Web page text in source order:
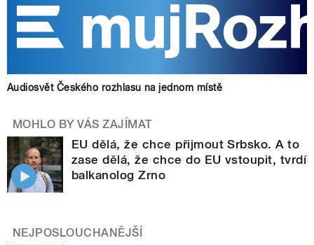
Audiosvět Českého rozhlasu na jednom místě
MOHLO BY VÁS ZAJÍMAT
EU dělá, že chce přijmout Srbsko. A to
zase dělá, že chce do EU vstoupit, tvrdí
balkanolog Zrno
NEJPOSLOUCHANĚJŠÍ